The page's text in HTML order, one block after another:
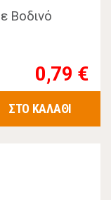
Βοδινό
0,79 €
ΣΤΟ ΚΑΛΑΘΙ